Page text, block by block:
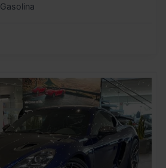
Gasolina